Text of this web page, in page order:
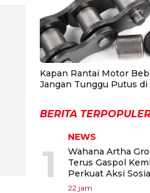
Kapan Rantai Motor
Jangan Tunggu Putus di
BERITA
1
NEWS
Wahana Artha
Terus Gaspol
Perkuat Aksi
22 jam